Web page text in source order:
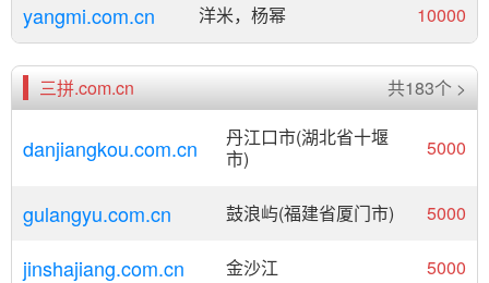
yangmi.com.cn 洋米，杨幂 10000
三拼.com.cn 共183个 >
danjiangkou.com.cn
丹江口市(湖北省十堰
市)
5000
gulangyu.com.cn 鼓浪屿(福建省厦门市) 5000
jinshajiang.com.cn 金沙江 5000